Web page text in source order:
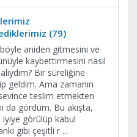
(79)
böyle aniden gitmesini ve
kaybettirmesini nasıl
Bir süreliğine
geldim. Ama zamanın
teslim etmekten
da gördüm. Bu akışta,
iyiye görülüp kabul
gibi çeşitli r ...